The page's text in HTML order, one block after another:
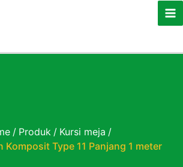
/ Produk / Kursi meja /
Komposit Type 11 Panjang 1 meter